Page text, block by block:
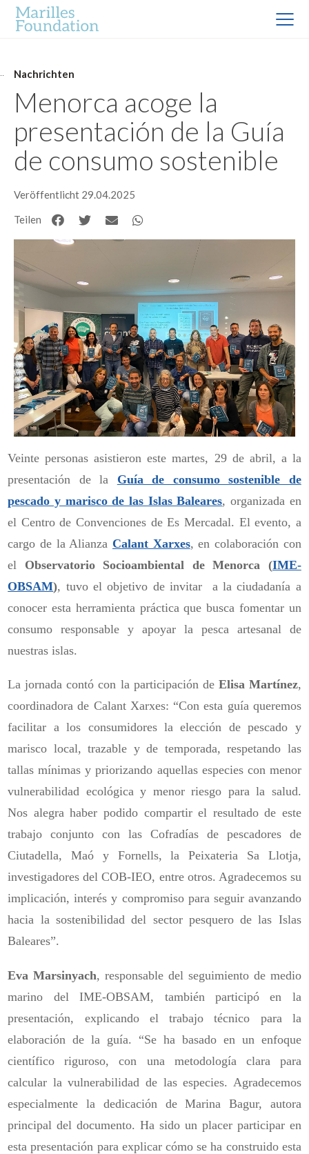
Nachrichten
Menorca acoge la
presentación de la Guía
de consumo sostenible
Veröffentlicht 29.04.2025
Teilen
Veinte personas asistieron este martes, 29 de abril, a la
presentación de la Guía de consumo sostenible de
pescado y marisco de las Islas Baleares, organizada en
el Centro de Convenciones de Es Mercadal. El evento, a
cargo de la Alianza Calant Xarxes, en colaboración con
el Observatorio Socioambiental de Menorca (IME-
OBSAM), tuvo el objetivo de invitar a la ciudadanía a
conocer esta herramienta práctica que busca fomentar un
consumo responsable y apoyar la pesca artesanal de
nuestras islas.
La jornada contó con la participación de Elisa Martínez,
coordinadora de Calant Xarxes: “Con esta guía queremos
facilitar a los consumidores la elección de pescado y
marisco local, trazable y de temporada, respetando las
tallas mínimas y priorizando aquellas especies con menor
vulnerabilidad ecológica y menor riesgo para la salud.
Nos alegra haber podido compartir el resultado de este
trabajo conjunto con las Cofradías de pescadores de
Ciutadella, Maó y Fornells, la Peixateria Sa Llotja,
investigadores del COB-IEO, entre otros. Agradecemos su
implicación, interés y compromiso para seguir avanzando
hacia la sostenibilidad del sector pesquero de las Islas
Baleares”.
Eva Marsinyach, responsable del seguimiento de medio
marino del IME-OBSAM, también participó en la
presentación, explicando el trabajo técnico para la
elaboración de la guía. “Se ha basado en un enfoque
científico riguroso, con una metodología clara para
calcular la vulnerabilidad de las especies. Agradecemos
especialmente la dedicación de Marina Bagur, autora
principal del documento. Ha sido un placer participar en
esta presentación para explicar cómo se ha construido esta